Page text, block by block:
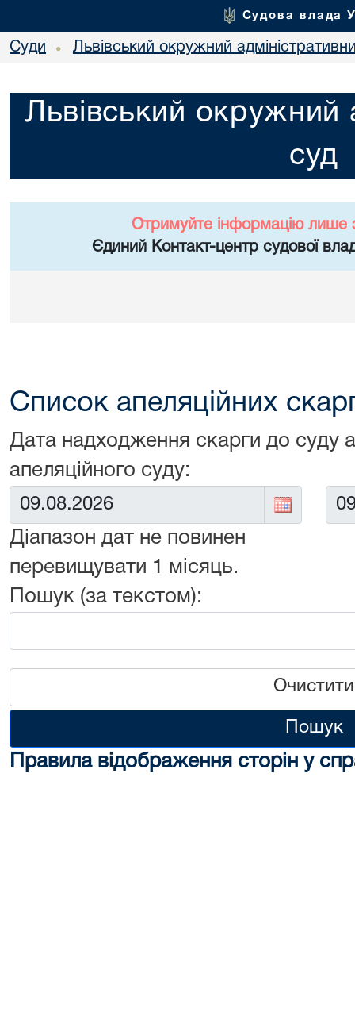
Судова влада
Суди • Львівський окружний
Львівський окружний
суд
Отримуйте інформацію лише
Єдиний Контакт-центр судової
Список апеляційних
Дата надходження скарги до суду
апеляційного суду:
Від:
Діапазон дат не повинен
перевищувати 1 місяць.
До:
Пошук (за текстом):
Очистити
Пошук
Правила відображення сторін у